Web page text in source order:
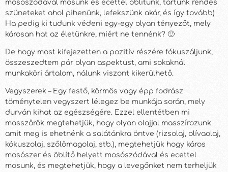
mosószódával mosunk és ecettel öblítünk, tartunk rendes
szüneteket ahol pihenünk, lefekszünk akár, és így tovább)
Ha pedig ki tudunk védeni egy-egy olyan tényezőt, mely
károsan hat az életünkre, miért ne tennénk? 🙂
De hogy most kifejezetten a pozitív részére fókuszáljunk,
összeszedtem pár olyan aspektust, ami sokaknál
munkaköri ártalom, nálunk viszont kikerülhető.
Vegyszerek – Egy festő, körmös vagy épp fodrász
töménytelen vegyszert lélegez be munkája során, mely
durván kihat az egészségére. Ezzel ellentétben mi
masszőrök megtehetjük, hogy olyan olajjal masszírozunk
amit meg is ehetnénk a salátánkra öntve (rizsolaj, olívaolaj,
kókuszolaj, szőlőmagolaj, stb.), megtehetjük hogy káros
mosószer és öblítő helyett mosószódával és ecettel
mosunk, és megtehetjük, hogy a levegőnket nem terheljük